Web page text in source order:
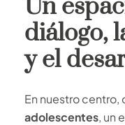
Un
diálogo,
y el
En nuestro
adolescentes, un